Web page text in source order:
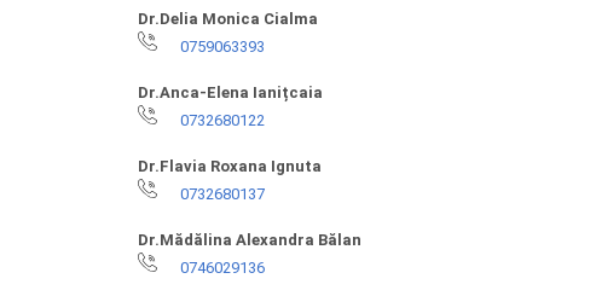
Dr.Delia Monica Cialma
0759063393
Dr.Anca-Elena Ianițcaia
0732680122
Dr.Flavia Roxana Ignuta
0732680137
Dr.Mădălina Alexandra Bălan
0746029136